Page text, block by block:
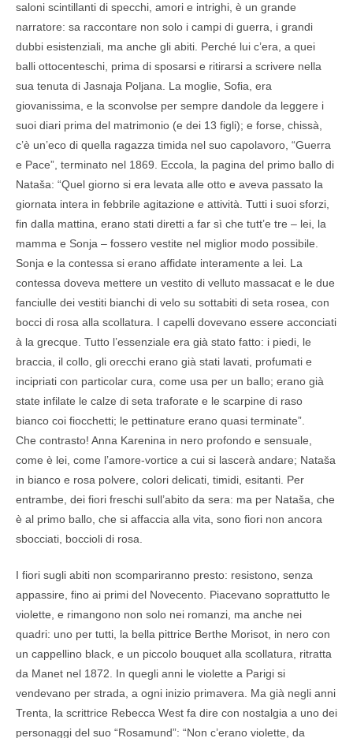
saloni scintillanti di specchi, amori e intrighi, è un grande
narratore: sa raccontare non solo i campi di guerra, i grandi
dubbi esistenziali, ma anche gli abiti. Perché lui c’era, a quei
balli ottocenteschi, prima di sposarsi e ritirarsi a scrivere nella
sua tenuta di Jasnaja Poljana. La moglie, Sofia, era
giovanissima, e la sconvolse per sempre dandole da leggere i
suoi diari prima del matrimonio (e dei 13 figli); e forse, chissà,
c’è un’eco di quella ragazza timida nel suo capolavoro, “Guerra
e Pace”, terminato nel 1869. Eccola, la pagina del primo ballo di
Nataša: “Quel giorno si era levata alle otto e aveva passato la
giornata intera in febbrile agitazione e attività. Tutti i suoi sforzi,
fin dalla mattina, erano stati diretti a far sì che tutt’e tre – lei, la
mamma e Sonja – fossero vestite nel miglior modo possibile.
Sonja e la contessa si erano affidate interamente a lei. La
contessa doveva mettere un vestito di velluto massacat e le due
fanciulle dei vestiti bianchi di velo su sottabiti di seta rosea, con
bocci di rosa alla scollatura. I capelli dovevano essere acconciati
à la grecque. Tutto l’essenziale era già stato fatto: i piedi, le
braccia, il collo, gli orecchi erano già stati lavati, profumati e
incipriati con particolar cura, come usa per un ballo; erano già
state infilate le calze di seta traforate e le scarpine di raso
bianco coi fiocchetti; le pettinature erano quasi terminate”.
Che contrasto! Anna Karenina in nero profondo e sensuale,
come è lei, come l’amore-vortice a cui si lascerà andare; Nataša
in bianco e rosa polvere, colori delicati, timidi, esitanti. Per
entrambe, dei fiori freschi sull’abito da sera: ma per Nataša, che
è al primo ballo, che si affaccia alla vita, sono fiori non ancora
sbocciati, boccioli di rosa.
I fiori sugli abiti non scompariranno presto: resistono, senza
appassire, fino ai primi del Novecento. Piacevano soprattutto le
violette, e rimangono non solo nei romanzi, ma anche nei
quadri: uno per tutti, la bella pittrice Berthe Morisot, in nero con
un cappellino black, e un piccolo bouquet alla scollatura, ritratta
da Manet nel 1872. In quegli anni le violette a Parigi si
vendevano per strada, a ogni inizio primavera. Ma già negli anni
Trenta, la scrittrice Rebecca West fa dire con nostalgia a uno dei
personaggi del suo “Rosamund”: “Non c’erano violette, da